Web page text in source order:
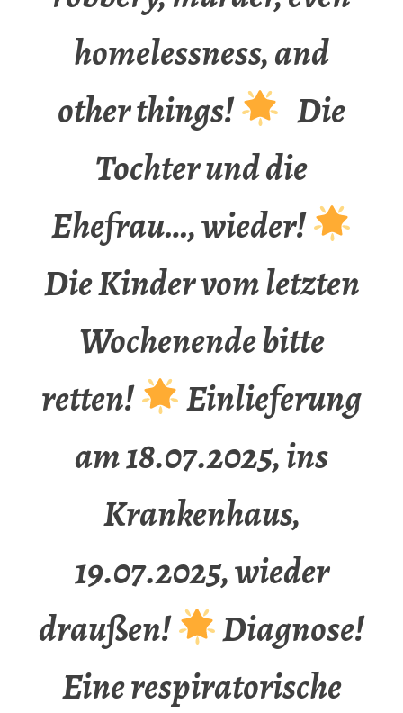
homelessness, and
other things!
Die
Tochter und die
Ehefrau…, wieder!
Die Kinder vom letzten
Wochenende bitte
retten!
Einlieferung
am 18.07.2025, ins
Krankenhaus,
19.07.2025, wieder
draußen!
Diagnose!
Eine respiratorische